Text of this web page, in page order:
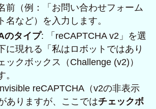
前（例：「お問い合わせフォーム
名など）を入力します。
のタイプ: 「reCAPTCHA v2」を選
に現れる「私はロボットではあり
ックボックス（Challenge (v2)）
。
reCAPTCHA（v2の非表示
ありますが、ここではチェックボ